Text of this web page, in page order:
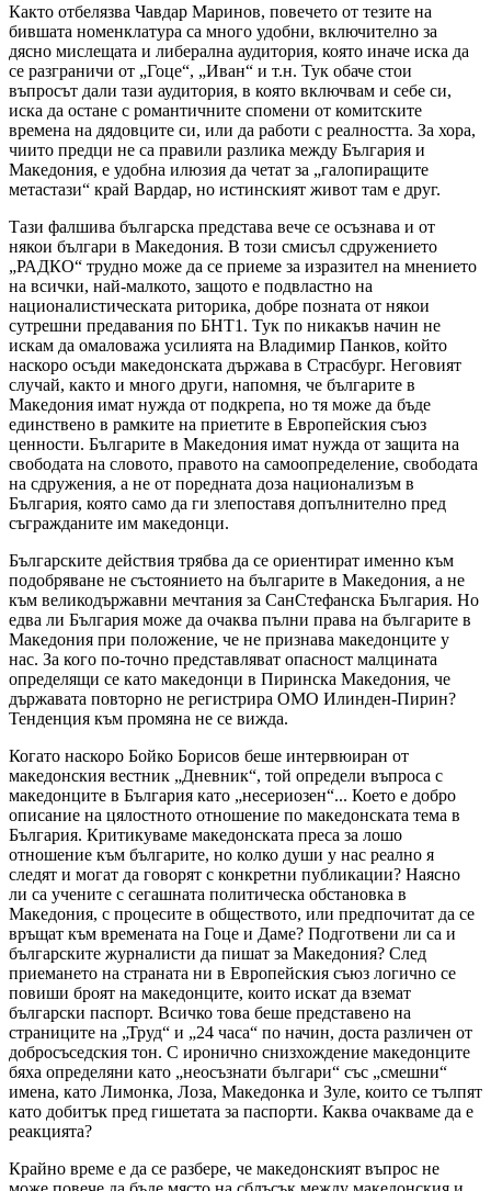
Както отбелязва Чавдар Маринов, повечето от тезите на
бившата номенклатура са много удобни, включително за
дясно мислещата и либерална аудитория, която иначе иска да
се разграничи от „Гоце“, „Иван“ и т.н. Тук обаче стои
въпросът дали тази аудитория, в която включвам и себе си,
иска да остане с романтичните спомени от комитските
времена на дядовците си, или да работи с реалността. За хора,
чиито предци не са правили разлика между България и
Македония, е удобна илюзия да четат за „галопиращите
метастази“ край Вардар, но истинският живот там е друг.
Тази фалшива българска представа вече се осъзнава и от
някои българи в Македония. В този смисъл сдружението
„РАДКО“ трудно може да се приеме за изразител на мнението
на всички, най-малкото, защото е подвластно на
националистическата риторика, добре позната от някои
сутрешни предавания по БНТ1. Тук по никакъв начин не
искам да омаловажа усилията на Владимир Панков, който
наскоро осъди македонската държава в Страсбург. Неговият
случай, както и много други, напомня, че българите в
Македония имат нужда от подкрепа, но тя може да бъде
единствено в рамките на приетите в Европейския съюз
ценности. Българите в Македония имат нужда от защита на
свободата на словото, правото на самоопределение, свободата
на сдружения, а не от поредната доза национализъм в
България, която само да ги злепоставя допълнително пред
съгражданите им македонци.
Българските действия трябва да се ориентират именно към
подобряване не състоянието на българите в Македония, а не
към великодържавни мечтания за СанСтефанска България. Но
едва ли България може да очаква пълни права на българите в
Македония при положение, че не признава македонците у
нас. За кого по-точно представляват опасност малцината
определящи се като македонци в Пиринска Македония, че
държавата повторно не регистрира ОМО Илинден-Пирин?
Тенденция към промяна не се вижда.
Когато наскоро Бойко Борисов беше интервюиран от
македонския вестник „Дневник“, той определи въпроса с
македонците в България като „несериозен“... Което е добро
описание на цялостното отношение по македонската тема в
България. Критикуваме македонската преса за лошо
отношение към българите, но колко души у нас реално я
следят и могат да говорят с конкретни публикации? Наясно
ли са учените с сегашната политическа обстановка в
Македония, с процесите в обществото, или предпочитат да се
връщат към времената на Гоце и Даме? Подготвени ли са и
българските журналисти да пишат за Македония? След
приемането на страната ни в Европейския съюз логично се
повиши броят на македонците, които искат да вземат
български паспорт. Всичко това беше представено на
страниците на „Труд“ и „24 часа“ по начин, доста различен от
добросъседския тон. С иронично снизхождение македонците
бяха определяни като „неосъзнати българи“ със „смешни“
имена, като Лимонка, Лоза, Македонка и Зуле, които се тълпят
като добитък пред гишетата за паспорти. Каква очакваме да е
реакцията?
Крайно време е да се разбере, че македонският въпрос не